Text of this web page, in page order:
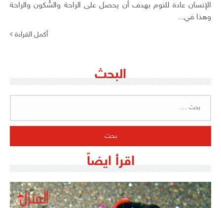
الإنسان عادة للنوم بهدف أن يحصل على الراحة والسُّكون والراحة
وهذا في...
أكمل القراءة
البحث
اقرأ ايضاً